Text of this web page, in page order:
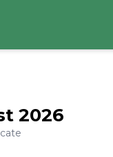
2026